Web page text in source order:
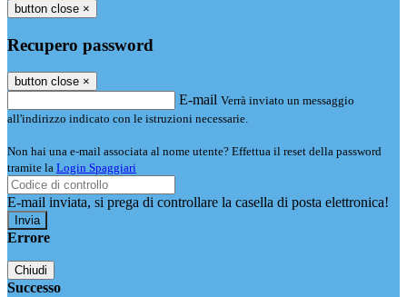
button close ×
Recupero password
button close ×
E-mail Verrà inviato un messaggio
all'indirizzo indicato con le istruzioni necessarie.
Non hai una e-mail associata al nome utente? Effettua il reset della password
tramite la Login Spaggiari
E-mail inviata, si prega di controllare la casella di posta elettronica!
Errore
Chiudi
Successo